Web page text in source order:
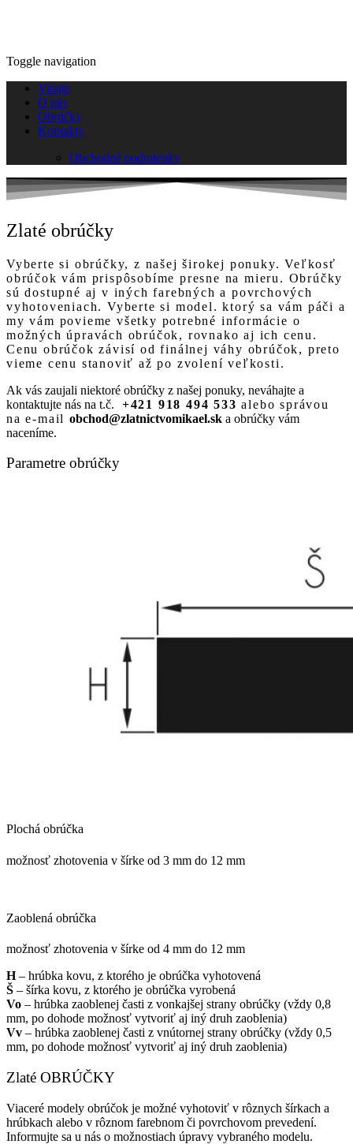
Toggle navigation
Vitajte
O nás
Obrúčky
Kontakty
Obchodné podmienky
Zlaté obrúčky
Vyberte si obrúčky, z našej širokej ponuky. Veľkosť
obrúčok vám prispôsobíme presne na mieru. Obrúčky
sú dostupné aj v iných farebných a povrchových
vyhotoveniach. Vyberte si model. ktorý sa vám páči a
my vám povieme všetky potrebné informácie o
možných úpravách obrúčok, rovnako aj ich cenu.
Cenu obrúčok závisí od finálnej váhy obrúčok, preto
vieme cenu stanoviť až po zvolení veľkosti.
Ak vás zaujali niektoré obrúčky z našej ponuky, neváhajte a
kontaktujte nás na t.č.
+421 918 494 533 alebo správou
na e-mailobchod@zlatnictvomikael.ska obrúčky vám
naceníme.
Parametre obrúčky
Plochá obrúčka
možnosť zhotovenia v šírke od 3 mm do 12 mm
Zaoblená obrúčka
možnosť zhotovenia v šírke od 4 mm do 12 mm
H– hrúbka kovu, z ktorého je obrúčka vyhotovená
Š – šírka kovu, z ktorého je obrúčka vyrobená
Vo – hrúbka zaoblenej časti z vonkajšej strany obrúčky (vždy 0,8
mm, po dohode možnosť vytvoriť aj iný druh zaoblenia)
Vv – hrúbka zaoblenej časti z vnútornej strany obrúčky (vždy 0,5
mm, po dohode možnosť vytvoriť aj iný druh zaoblenia)
Zlaté OBRÚČKY
Viaceré modely obrúčok je možné vyhotoviť v rôznych šírkach a
hrúbkach alebo v rôznom farebnom či povrchovom prevedení.
Informujte sa u nás o možnostiach úpravy vybraného modelu.